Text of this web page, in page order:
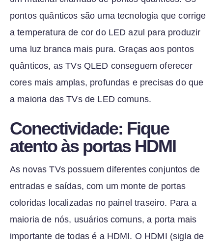
pontos quânticos são uma tecnologia que corrige
a temperatura de cor do LED azul para produzir
uma luz branca mais pura. Graças aos pontos
quânticos, as TVs QLED conseguem oferecer
cores mais amplas, profundas e precisas do que
a maioria das TVs de LED comuns.
Conectividade: Fique
atento às portas HDMI
As novas TVs possuem diferentes conjuntos de
entradas e saídas, com um monte de portas
coloridas localizadas no painel traseiro. Para a
maioria de nós, usuários comuns, a porta mais
importante de todas é a HDMI. O HDMI (sigla de